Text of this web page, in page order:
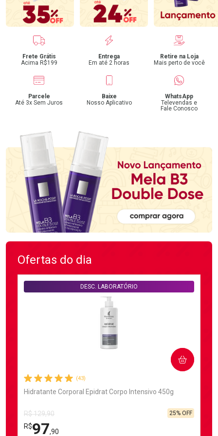
Benefícios
Frete Grátis
Acima R$199
Entrega
Em até 2 horas
Retire na Loja
Mais perto de você
Parcele
Até 3x Sem Juros
Baixe
Nosso Aplicativo
WhatsApp
Televendas e
Fale Conosco
Ofertas do dia
(43)
Hidratante Corporal Epidrat Corpo Intensivo 450g
DESC. LABORATÓRIO
R$ 129,90
R$97,90
25% OFF
COMPRAR